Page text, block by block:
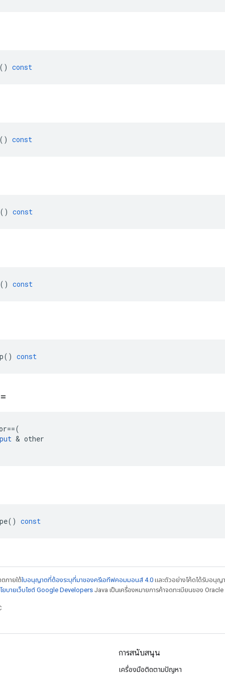
() const
() const
() const
() const
() const
==(
& other
() const
ภายใต้ใบอนุญาตที่ต้องระบุที่มาของครีเอทีฟคอมมอนส์ 4.0 และตัวอย่างโค้ดได้รับอนุญ
ยบายเว็บไซต์ Google Developers Java เป็นเครื่องหมายการค้าจดทะเบียนของ
การสนับสนุน
เครื่องมือติดตามปัญหา